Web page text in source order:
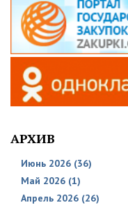
АРХИВ
Июнь 2026 (36)
Май 2026 (1)
Апрель 2026 (26)